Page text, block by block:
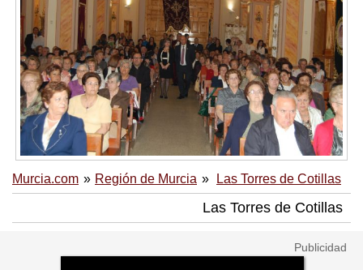
Murcia.com Región de Murcia Las Torres de Cotillas
Las Torres de Cotillas